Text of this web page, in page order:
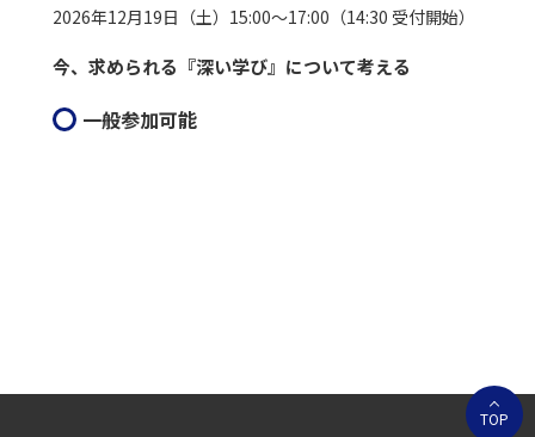
2026年12月19日（土）15:00～17:00（14:30 受付開始）
今、求められる『深い学び』について考える
一般参加可能
TOP